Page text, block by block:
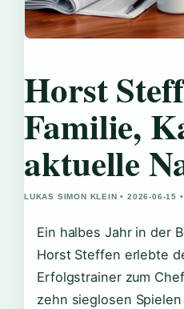
Horst
Familie,
aktuelle
LUKAS SIMON KLEIN • 2026-06-15
Ein halbes Jahr in der
Horst Steffen erlebte
Erfolgstrainer zum
zehn sieglosen